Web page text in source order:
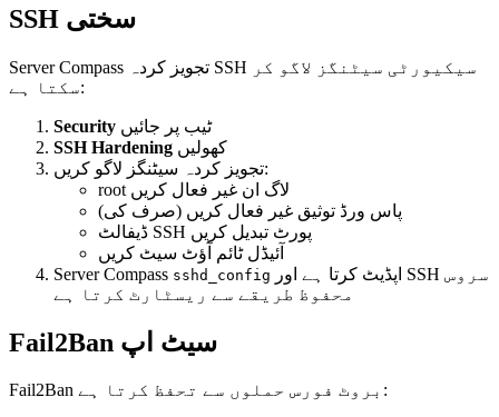
SSH سختی
Server Compass تجویز کردہ SSH سیکیورٹی سیٹنگز لاگو کر
سکتا ہے:
Security ٹیب پر جائیں
SSH Hardening کھولیں
تجویز کردہ سیٹنگز لاگو کریں:
root لاگ ان غیر فعال کریں
پاس ورڈ توثیق غیر فعال کریں (صرف کی)
ڈیفالٹ SSH پورٹ تبدیل کریں
آئیڈل ٹائم آؤٹ سیٹ کریں
Server Compass sshd_config
محفوظ طریقے سے ریسٹارٹ کرتا ہے
Fail2Ban سیٹ اپ
Fail2Ban بروٹ فورس حملوں سے تحفظ کرتا ہے: